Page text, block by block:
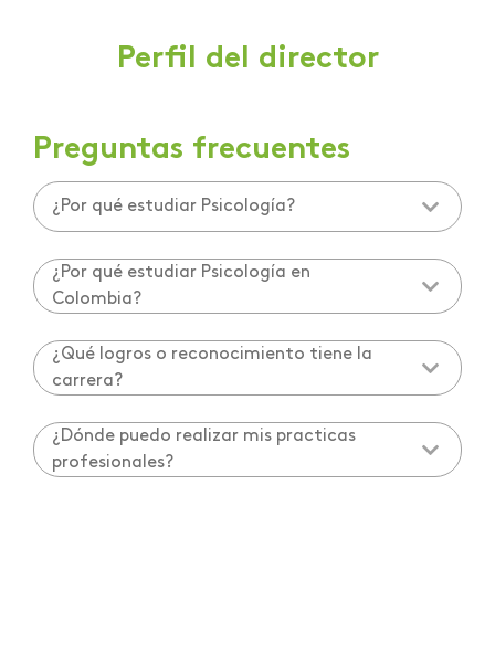
Perfil del director
Preguntas frecuentes
¿Por qué estudiar Psicología?
¿Por qué estudiar Psicología en
Colombia?
¿Qué logros o reconocimiento tiene la
carrera?
¿Dónde puedo realizar mis practicas
profesionales?